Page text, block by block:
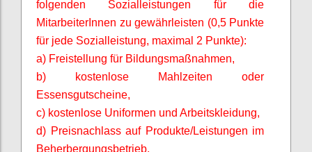
folgenden Sozialleistungen für die
MitarbeiterInnen zu gewährleisten (0,5 Punkte
für jede Sozialleistung, maximal 2 Punkte):
a) Freistellung für Bildungsmaßnahmen,
b) kostenlose Mahlzeiten oder
Essensgutscheine,
c) kostenlose Uniformen und Arbeitskleidung,
d) Preisnachlass auf Produkte/Leistungen im
Beherbergungsbetrieb,